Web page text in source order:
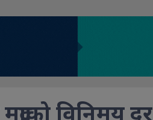
मुद्राको विनिमय दर